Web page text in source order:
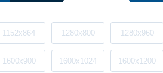
1152x864 1280x800 1280x960
1600x900 1600x1024 1600x1200